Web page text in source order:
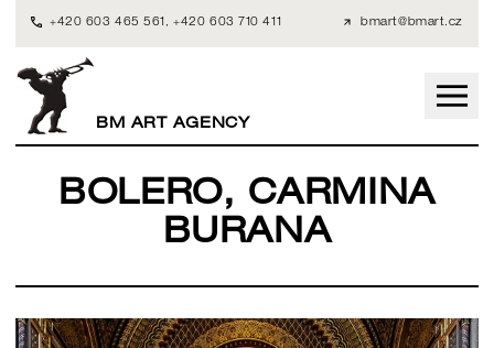
+420 603 465 561 , +420 603 710 411 bmart@bmart.cz
BM ART AGENCY
BOLERO, CARMINA
BURANA